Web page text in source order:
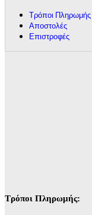
Τρόποι Πληρωμής
Αποστολές
Επιστροφές
Τρόποι Πληρωμής: